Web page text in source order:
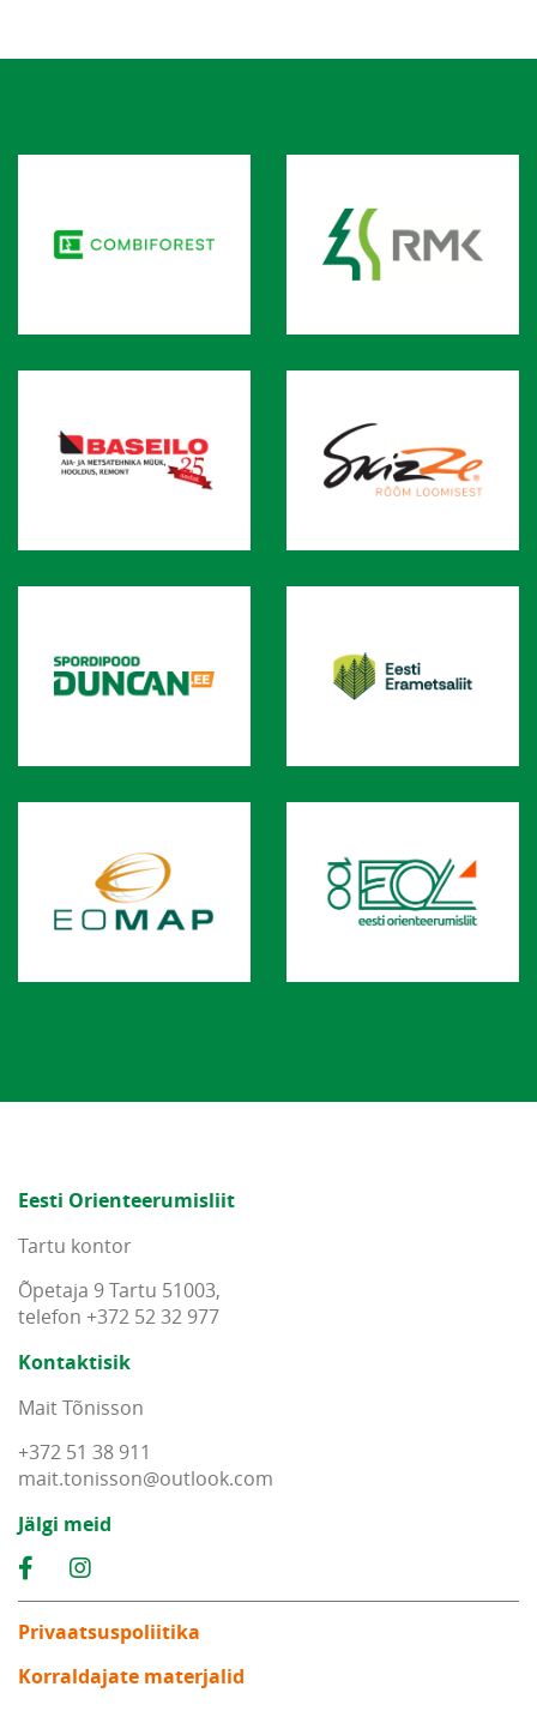
Eesti Orienteerumisliit
Tartu kontor
Õpetaja 9 Tartu 51003,
telefon +372 52 32 977
Kontaktisik
Mait Tõnisson
+372 51 38 911
mait.tonisson@outlook.com
Jälgi meid
Privaatsuspoliitika
Korraldajate materjalid